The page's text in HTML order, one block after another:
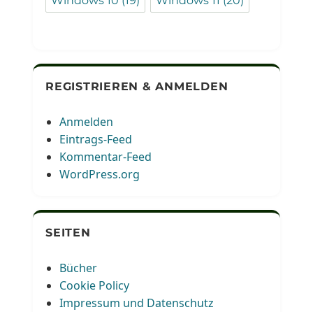
REGISTRIEREN & ANMELDEN
Anmelden
Eintrags-Feed
Kommentar-Feed
WordPress.org
SEITEN
Bücher
Cookie Policy
Impressum und Datenschutz